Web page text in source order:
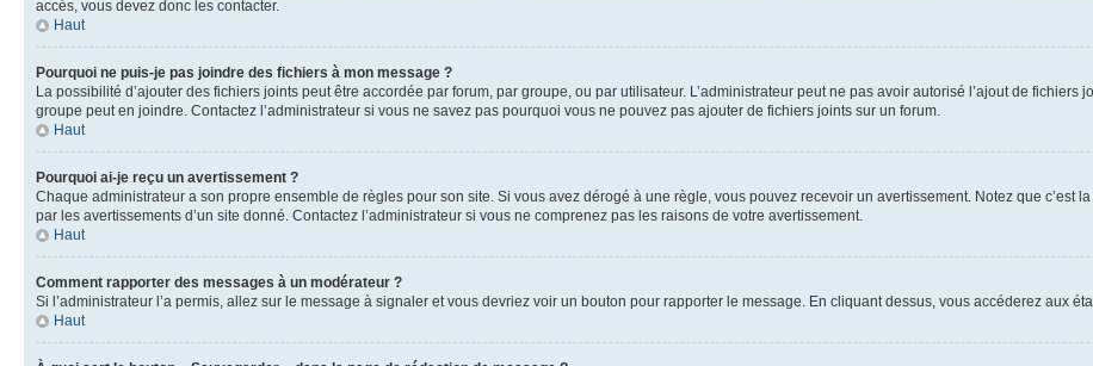
accès, vous devez donc les contacter.
Haut
Pourquoi ne puis-je pas joindre des fichiers à mon message ?
La possibilité d’ajouter des fichiers joints peut être accordée par forum, par groupe, ou par utilisateur. L’administrateur peut ne pas avoir autorisé l’ajout de
groupe peut en joindre. Contactez l’administrateur si vous ne savez pas pourquoi vous ne pouvez pas ajouter de fichiers joints sur un forum.
Haut
Pourquoi ai-je reçu un avertissement ?
Chaque administrateur a son propre ensemble de règles pour son site. Si vous avez dérogé à une règle, vous pouvez recevoir un avertissement. Notez que c’est
par les avertissements d’un site donné. Contactez l’administrateur si vous ne comprenez pas les raisons de votre avertissement.
Haut
Comment rapporter des messages à un modérateur ?
Si l’administrateur l’a permis, allez sur le message à signaler et vous devriez voir un bouton pour rapporter le message. En cliquant dessus, vous accéderez aux
Haut